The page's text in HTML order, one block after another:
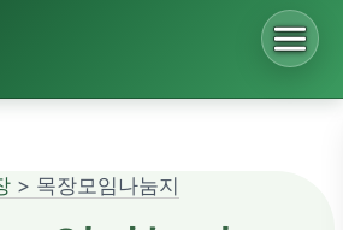
> 목장모임나눔지
스케치북5